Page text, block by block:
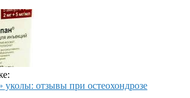
уколы: отзывы при остеохондрозе